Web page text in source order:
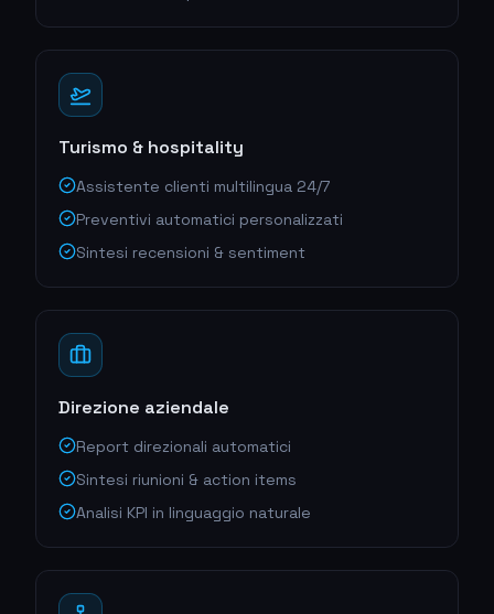
Turismo & hospitality
Assistente clienti multilingua 24/7
Preventivi automatici personalizzati
Sintesi recensioni & sentiment
Direzione aziendale
Report direzionali automatici
Sintesi riunioni & action items
Analisi KPI in linguaggio naturale